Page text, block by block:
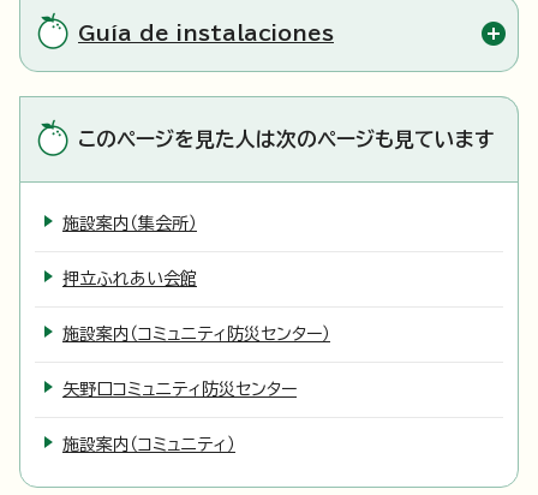
Guía de instalaciones
このページを見た人は次のページも見ています
施設案内（集会所）
押立ふれあい会館
施設案内（コミュニティ防災センター）
矢野口コミュニティ防災センター
施設案内（コミュニティ）